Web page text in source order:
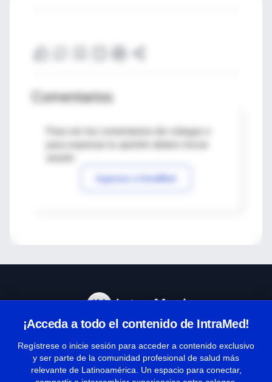
Comentarios
Para ver los comentarios de colegas o
Ingresar a IntraMed
¡Acceda a todo el contenido de IntraMed!
Regístrese o inicie sesión para acceder a contenido exclusivo
y ser parte de la comunidad profesional de salud más
relevante de Latinoamérica. Un espacio para conectar,
Términos y condiciones